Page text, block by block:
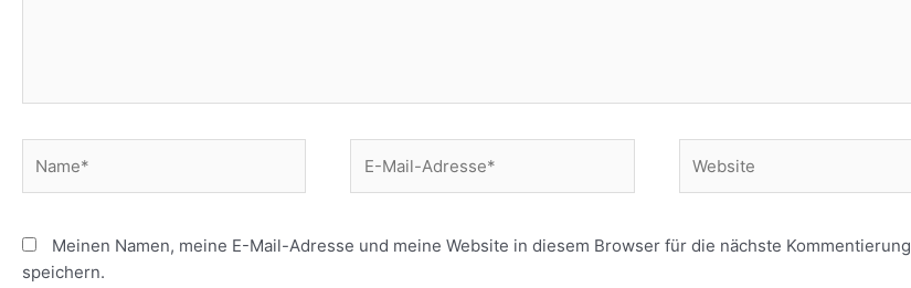
Mail-
Meinen Namen, meine E-Mail-Adresse und meine Website in diesem Browser für die nächste Kommentierung
speichern.